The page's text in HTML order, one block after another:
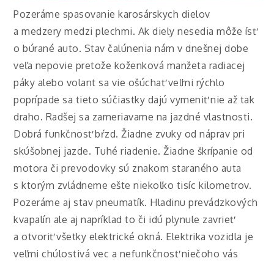
Pozeráme spasovanie karosárskych dielov
a medzery medzi plechmi. Ak diely nesedia môže ísť
o búrané auto. Stav čalúnenia nám v dnešnej dobe
veľa nepovie pretože koženková manžeta radiacej
páky alebo volant sa vie ošúchať veľmi rýchlo
poprípade sa tieto súčiastky dajú vymeniť nie až tak
draho. Radšej sa zameriavame na jazdné vlastnosti.
Dobrá funkčnosť bŕzd. Žiadne zvuky od náprav pri
skúšobnej jazde. Tuhé riadenie. Žiadne škrípanie od
motora či prevodovky sú znakom staraného auta
s ktorým zvládneme ešte niekoľko tisíc kilometrov.
Pozeráme aj stav pneumatík. Hladinu prevádzkových
kvapalín ale aj napríklad to či idú plynule zavrieť
a otvoriť všetky elektrické okná. Elektrika vozidla je
veľmi chúlostivá vec a nefunkčnosť niečoho vás